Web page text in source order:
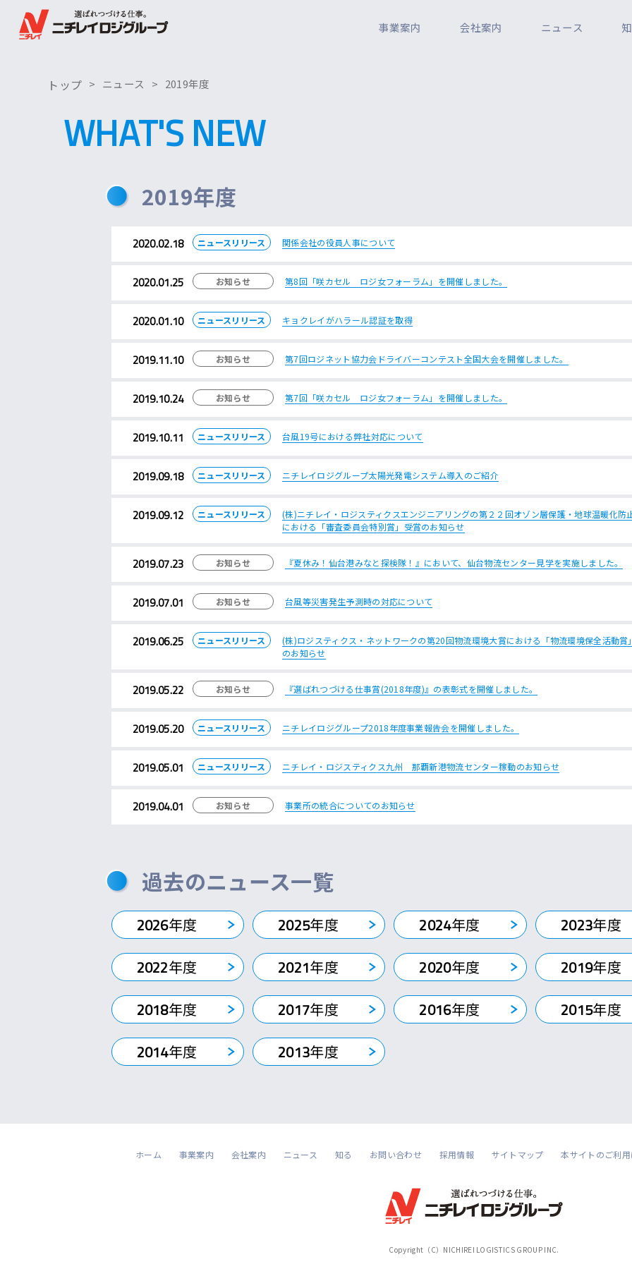
事業案内 会社案内 ニュース
トップ ニュース 2019年度
WHAT'S NEW
2019年度
2020.02.18 ニュースリリース 関係会社の役員人事について
2020.01.25 お知らせ 第8回「咲カセル ロジ女フォーラム」を開催しました。
2020.01.10 ニュースリリース キョクレイがハラール認証を取得
2019.11.10 お知らせ 第7回ロジネット協力会ドライバーコンテスト全国大会を開催しました。
2019.10.24 お知らせ 第7回「咲カセル ロジ女フォーラム」を開催しました。
2019.10.11 ニュースリリース 台風19号における弊社対応について
2019.09.18 ニュースリリース ニチレイロジグループ太陽光発電システム導入のご紹介
2019.09.12 ニュースリリース
(株)ニチレイ・ロジスティクスエンジニアリングの第２２回オゾン層保護・地球温暖化防
における「審査委員会特別賞」受賞のお知らせ
2019.07.23 お知らせ 『夏休み！仙台港みなと探検隊！』において、仙台物流センター見学を実施しました。
2019.07.01 お知らせ 台風等災害発生予測時の対応について
2019.06.25 ニュースリリース
(株)ロジスティクス・ネットワークの第20回物流環境大賞における「物流環境保全活動賞
のお知らせ
2019.05.22 お知らせ 『選ばれつづける仕事賞(2018年度)』の表彰式を開催しました。
2019.05.20 ニュースリリース ニチレイロジグループ2018年度事業報告会を開催しました。
2019.05.01 ニュースリリース ニチレイ・ロジスティクス九州 那覇新港物流センター稼動のお知らせ
2019.04.01 お知らせ 事業所の統合についてのお知らせ
過去のニュース一覧
2026年度 2025年度 2024年度 2023年度
2022年度 2021年度 2020年度 2019年度
2018年度 2017年度 2016年度 2015年度
2014年度 2013年度
ホーム 事業案内 会社案内 ニュース 知る お問い合わせ 採用情報 サイトマップ 本サイトのご利
Copyright（C）NICHIREI LOGISTICS GROUP INC.